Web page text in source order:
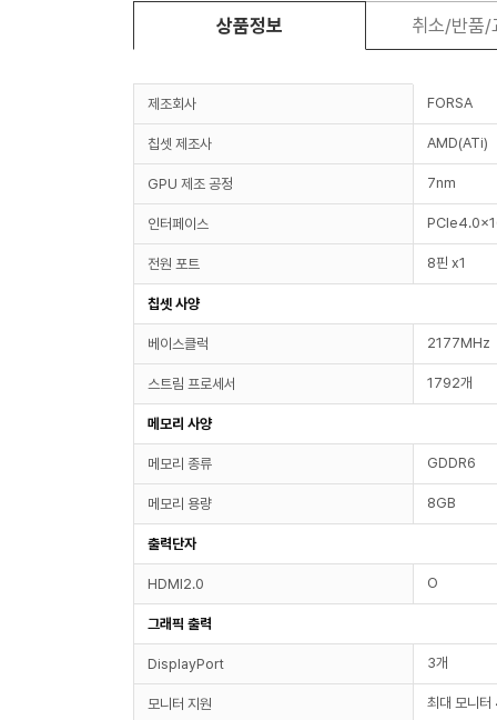
상품정보 취소/반품/
제조회사 FORSA
칩셋 제조사 AMD(ATi)
GPU 제조 공정 7nm
인터페이스
전원 포트 8핀 x1
칩셋 사양
베이스클럭 2177MHz
스트림 프로세서 1792개
메모리 사양
메모리 종류 GDDR6
메모리 용량 8GB
출력단자
HDMI2.0 O
그래픽 출력
DisplayPort 3개
모니터 지원 최대 모니터